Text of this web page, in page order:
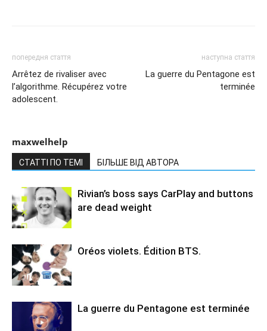
попередня стаття
Arrêtez de rivaliser avec
l’algorithme. Récupérez votre
adolescent.
наступна стаття
La guerre du Pentagone est
terminée
maxwelhelp
СТАТТІ ПО ТЕМІ БІЛЬШЕ ВІД АВТОРА
Rivian’s boss says CarPlay and buttons
are dead weight
Oréos violets. Édition BTS.
La guerre du Pentagone est terminée